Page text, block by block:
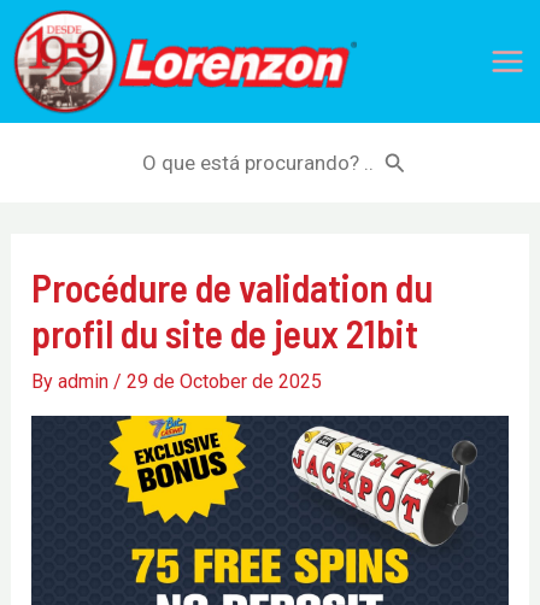
Skip
to
content
for:
Procédure de validation du
profil du site de jeux 21bit
Byadmin/29 de October de 2025